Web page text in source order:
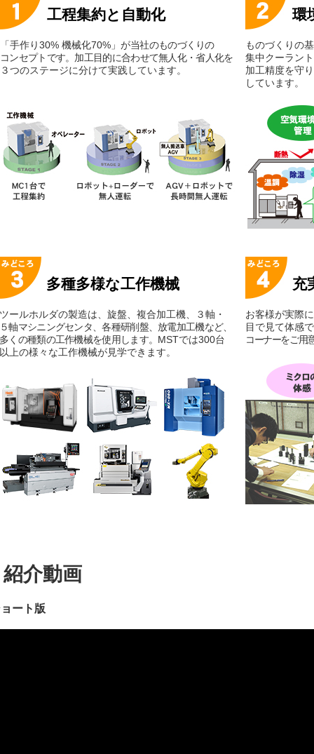
工程集約と自動化
「手作り30% 機械化70%」が当社のものづくりの
コンセプトです。加工目的に合わせて無人化・省人化を
３つのステージに分けて実践しています。
環
ものづくりの
集中クーラン
加工精度を守
しています。
多種多様な工作機械
ツールホルダの製造は、旋盤、複合加工機、３軸・
５軸マシニングセンタ、各種研削盤、放電加工機など、
多くの種類の工作機械を使用します。 MSTでは300台
以上の様々な工作機械が見学できます。
充
お客様が実際
目で見て体感
コーナーをご用
紹介動画
ート版